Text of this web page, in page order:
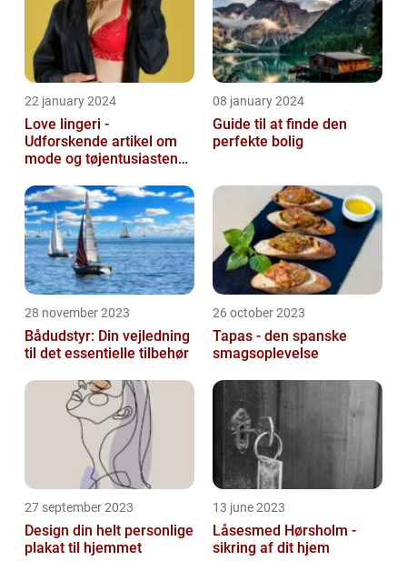
22 january 2024
Love lingeri -
Udforskende artikel om
mode og tøjentusiastens
08 january 2024
Guide til at finde den
perfekte bolig
28 november 2023
Bådudstyr: Din vejledning
til det essentielle tilbehør
26 october 2023
Tapas - den spanske
smagsoplevelse
27 september 2023
Design din helt personlige
plakat til hjemmet
13 june 2023
Låsesmed Hørsholm -
sikring af dit hjem